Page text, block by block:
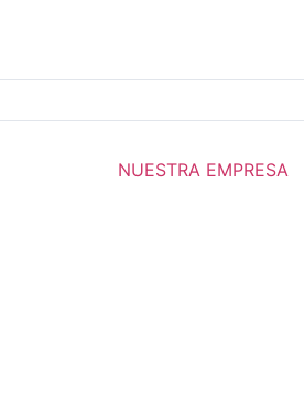
NUESTRA EMPRESA